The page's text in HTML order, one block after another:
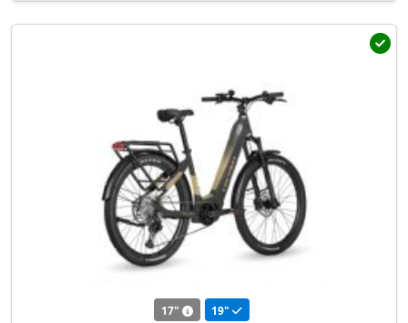
17" 19"